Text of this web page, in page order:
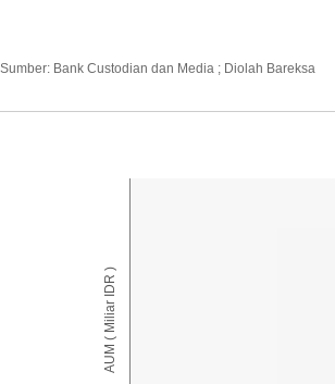
Sumber: Bank Custodian dan Media ; Diolah Bareksa
AUM ( Miliar IDR )